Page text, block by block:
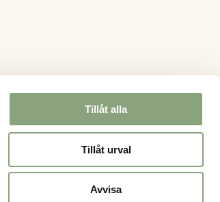
Tillåt alla
Tillåt urval
Avvisa